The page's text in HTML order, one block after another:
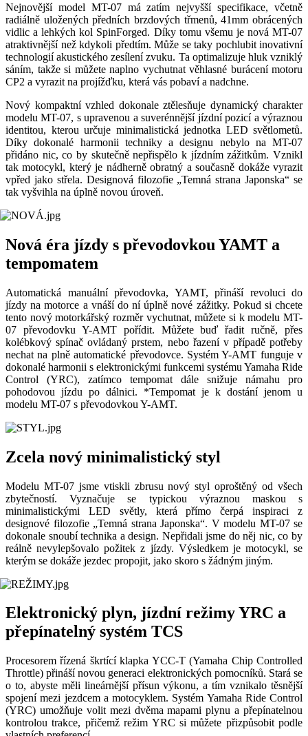
Nejnovější model MT-07 má zatím nejvyšší specifikace, včetně
radiálně uložených předních brzdových třmenů, 41mm obrácených
vidlic a lehkých kol SpinForged. Díky tomu všemu je nová MT-07
atraktivnější než kdykoli předtím. Může se taky pochlubit inovativní
technologií akustického zesílení zvuku. Ta optimalizuje hluk vzniklý
sáním, takže si můžete naplno vychutnat věhlasné burácení motoru
CP2 a vyrazit na projížďku, která vás pobaví a nadchne.
Nový kompaktní vzhled dokonale ztělesňuje dynamický charakter
modelu MT-07, s upravenou a suverénnější jízdní pozicí a výraznou
identitou, kterou určuje minimalistická jednotka LED světlometů.
Díky dokonalé harmonii techniky a designu nebylo na MT-07
přidáno nic, co by skutečně nepřispělo k jízdním zážitkům. Vznikl
tak motocykl, který je nádherně obratný a současně dokáže vyrazit
vpřed jako střela. Designová filozofie „Temná strana Japonska“ se
tak vyšvihla na úplně novou úroveň.
Nová éra jízdy s převodovkou YAMT a
tempomatem
Automatická manuální převodovka, YAMT, přináší revoluci do
jízdy na motorce a vnáší do ní úplně nové zážitky. Pokud si chcete
tento nový motorkářský rozměr vychutnat, můžete si k modelu MT-
07 převodovku Y-AMT pořídit. Můžete buď řadit ručně, přes
kolébkový spínač ovládaný prstem, nebo řazení v případě potřeby
nechat na plně automatické převodovce. Systém Y-AMT funguje v
dokonalé harmonii s elektronickými funkcemi systému Yamaha Ride
Control (YRC), zatímco tempomat dále snižuje námahu pro
pohodovou jízdu po dálnici. *Tempomat je k dostání jenom u
modelu MT-07 s převodovkou Y-AMT.
Zcela nový minimalistický styl
Modelu MT-07 jsme vtiskli zbrusu nový styl oproštěný od všech
zbytečností. Vyznačuje se typickou výraznou maskou s
minimalistickými LED světly, která přímo čerpá inspiraci z
designové filozofie „Temná strana Japonska“. V modelu MT-07 se
dokonale snoubí technika a design. Nepřidali jsme do něj nic, co by
reálně nevylepšovalo požitek z jízdy. Výsledkem je motocykl, se
kterým se dokáže jezdec propojit, jako skoro s žádným jiným.
Elektronický plyn, jízdní režimy YRC a
přepínatelný systém TCS
Procesorem řízená škrtící klapka YCC-T (Yamaha Chip Controlled
Throttle) přináší novou generaci elektronických pomocníků. Stará se
o to, abyste měli lineárnější přísun výkonu, a tím vznikalo těsnější
spojení mezi jezdcem a motocyklem. Systém Yamaha Ride Control
(YRC) umožňuje volit mezi dvěma mapami plynu a přepínatelnou
kontrolou trakce, přičemž režim YRC si můžete přizpůsobit podle